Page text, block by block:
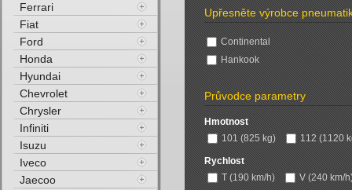
Upřesněte výrobce
Continental
Hankook
Průvodce parametry
Hmotnost
101 (825 kg)
112 (1120
Rychlost
T (190 km/h)
V (240 km/
Ferrari
Fiat
Ford
Honda
Hyundai
Chevrolet
Chrysler
Infiniti
Isuzu
Iveco
Jaecoo